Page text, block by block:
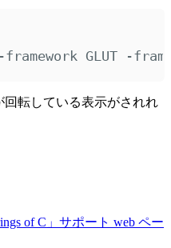
-framework GLUT -
回転している表示がされれ
of C」サポート web ペー